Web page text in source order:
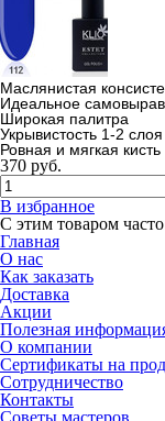
Маслянистая
Идеальное
Широкая палитра
Укрывистость 1-2 слоя
Ровная и мягкая кисть
370 руб.
В избранное
С этим товаром
Главная
О нас
Как заказать
Доставка
Акции
Полезная
О компании
Сертификаты на
Сотрудничество
Контакты
Советы мастеров